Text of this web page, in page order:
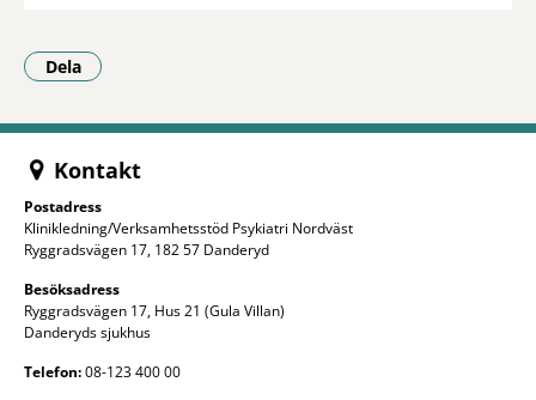
Dela
- Klicka för att öppna delningsalternativ.
Kontakt
Postadress
Klinikledning/Verksamhetsstöd Psykiatri Nordväst
Ryggradsvägen 17, 182 57 Danderyd
Besöksadress
Ryggradsvägen 17, Hus 21 (Gula Villan)
Danderyds sjukhus
Telefon:08-123 400 00